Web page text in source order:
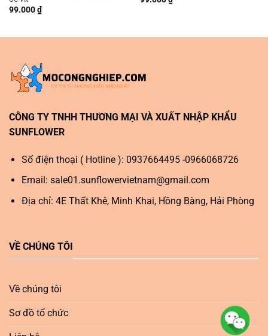
99.000₫
CÔNG TY TNHH THƯƠNG MẠI VÀ XUẤT NHẬP KHẨU
SUNFLOWER
Số điện thoại ( Hotline ): 0937664495 -0966068726
Email: sale01.sunflowervietnam@gmail.com
Địa chỉ: 4E Thất Khê, Minh Khai, Hồng Bàng, Hải Phòng
VỀ CHÚNG TÔI
Về chúng tôi
Sơ đồ tổ chức